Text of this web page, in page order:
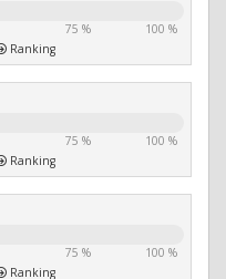
75 %
100 %
Ranking
75 %
100 %
Ranking
75 %
100 %
Ranking